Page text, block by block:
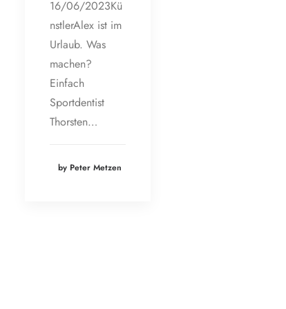
16/06/2023Kü
nstlerAlex ist im
Urlaub. Was
machen?
Einfach
Sportdentist
Thorsten…
by Peter Metzen